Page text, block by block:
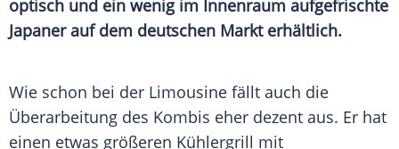
optisch und ein wenig im Innenraum aufgefrischte
Japaner auf dem deutschen Markt erhältlich.
Wie schon bei der Limousine fällt auch die
Überarbeitung des Kombis eher dezent aus. Er hat
einen etwas größeren Kühlergrill mit